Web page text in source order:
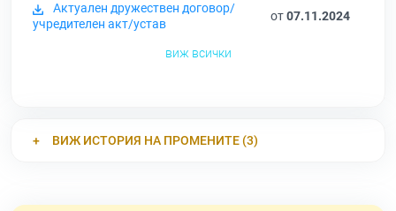
Актуален дружествен договор/
учредителен акт/устав
от07.11.2024
виж всички
ВИЖ ИСТОРИЯ НА ПРОМЕНИТЕ (3)